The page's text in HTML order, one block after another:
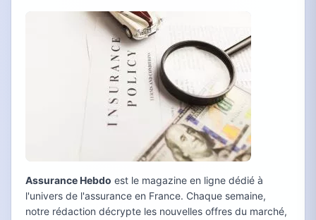
Assurance Hebdo est le magazine en ligne dédié à
l'univers de l'assurance en France. Chaque semaine,
notre rédaction décrypte les nouvelles offres du marché,